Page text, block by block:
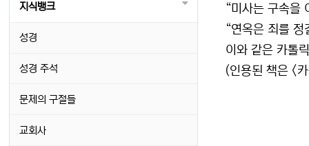
“미사는 구속을
“연옥은 죄를 정
이와 같은 카톨
(인용된 책은 <
지식뱅크
성경
성경 주석
문제의 구절들
교회사